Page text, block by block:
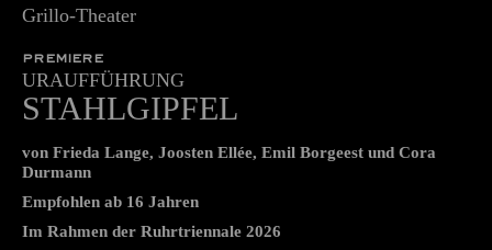
Grillo-Theater
PREMIERE
URAUFFÜHRUNG
STAHLGIPFEL
von Frieda Lange, Joosten Ellée, Emil Borgeest und Cora
Durmann
Empfohlen ab 16 Jahren
Im Rahmen der Ruhrtriennale 2026